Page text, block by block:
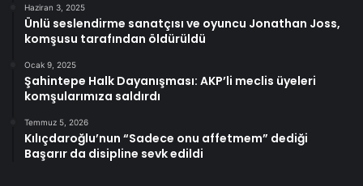
Haziran 3, 2025
Ünlü seslendirme sanatçısı ve oyuncu Jonathan Joss,
komşusu tarafından öldürüldü
Ocak 9, 2025
Şahintepe Halk Dayanışması: AKP’li meclis üyeleri
komşularımıza saldırdı
Temmuz 5, 2026
Kılıçdaroğlu’nun “Sadece onu affetmem” dediği
Başarır da disipline sevk edildi